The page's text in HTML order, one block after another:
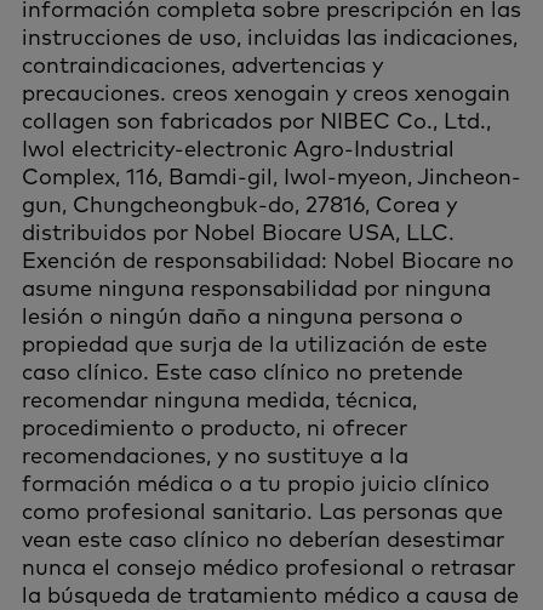
información completa sobre prescripción en las
instrucciones de uso, incluidas las indicaciones,
contraindicaciones, advertencias y
precauciones. creos xenogain y creos xenogain
collagen son fabricados por NIBEC Co., Ltd.,
Iwol electricity-electronic Agro-Industrial
Complex, 116, Bamdi-gil, Iwol-myeon, Jincheon-
gun, Chungcheongbuk-do, 27816, Corea y
distribuidos por Nobel Biocare USA, LLC.
Exención de responsabilidad: Nobel Biocare no
asume ninguna responsabilidad por ninguna
lesión o ningún daño a ninguna persona o
propiedad que surja de la utilización de este
caso clínico. Este caso clínico no pretende
recomendar ninguna medida, técnica,
procedimiento o producto, ni ofrecer
recomendaciones, y no sustituye a la
formación médica o a tu propio juicio clínico
como profesional sanitario. Las personas que
vean este caso clínico no deberían desestimar
nunca el consejo médico profesional o retrasar
la búsqueda de tratamiento médico a causa de